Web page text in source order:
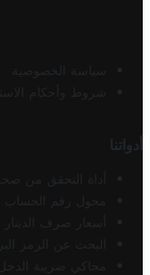
سياسة الخصوصية
شروط وأحكام
أدواتنا
أداة التحقق من
محول رقم الحساب
أسعار صرف الدينار
البحث عن الرمز
محاكي ضريبة